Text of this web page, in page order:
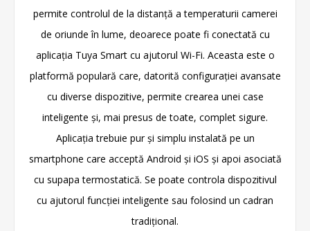
permite controlul de la distanță a temperaturii camerei
de oriunde în lume, deoarece poate fi conectată cu
aplicația Tuya Smart cu ajutorul Wi-Fi. Aceasta este o
platformă populară care, datorită configurației avansate
cu diverse dispozitive, permite crearea unei case
inteligente și, mai presus de toate, complet sigure.
Aplicația trebuie pur și simplu instalată pe un
smartphone care acceptă Android și iOS și apoi asociată
cu supapa termostatică. Se poate controla dispozitivul
cu ajutorul funcției inteligente sau folosind un cadran
tradițional.